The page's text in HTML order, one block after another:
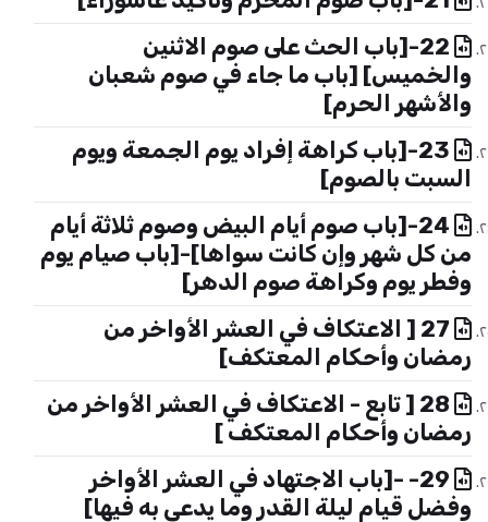
22-[باب الحث على صوم الاثنين
والخميس] [باب ما جاء في صوم شعبان
والأشهر الحرم]
23-[باب كراهة إفراد يوم الجمعة ويوم
السبت بالصوم]
24-[باب صوم أيام البيض وصوم ثلاثة أيام
من كل شهر وإن كانت سواها]-[باب صيام يوم
وفطر يوم وكراهة صوم الدهر]
27 [ الاعتكاف في العشر الأواخر من
رمضان وأحكام المعتكف]
28 [ تابع - الاعتكاف في العشر الأواخر من
رمضان وأحكام المعتكف ]
29- -[باب الاجتهاد في العشر الأواخر
وفضل قيام ليلة القدر وما يدعى به فيها]